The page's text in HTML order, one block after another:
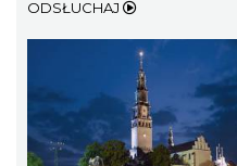
ODSŁUCHAJ